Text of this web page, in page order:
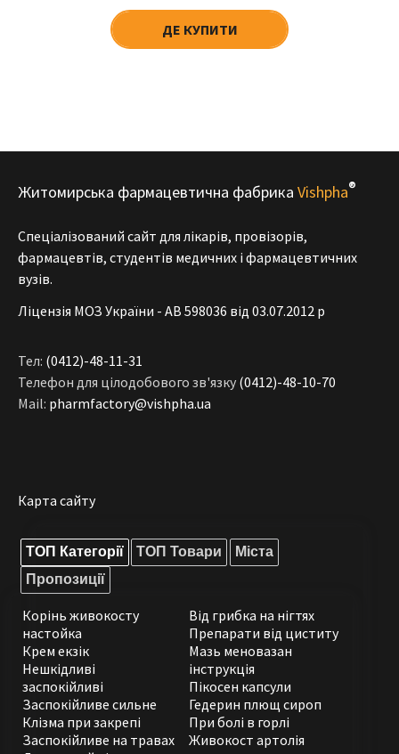
ДЕ КУПИТИ
Житомирська фармацевтична фабрика Vishpha®
Спеціалізований сайт для лікарів, провізорів,
фармацевтів, студентів медичних і фармацевтичних
вузів.
Ліцензія МОЗ України - АВ 598036 від 03.07.2012 р
Тел: (0412)-48-11-31
Телефон для цілодобового зв'язку (0412)-48-10-70
Mail: pharmfactory@vishpha.ua
Карта сайту
ТОП Категорії ТОП Товари
Міста
Пропозиції
Корінь живокосту
настойка
Крем екзік
Нешкідливі
заспокійливі
Заспокійливе сильне
Клізма при закрепі
Заспокійливе на травах
Від грибка на нігтях
Препарати від циститу
Мазь меновазан
інструкція
Пікосен капсули
Гедерин плющ сироп
При болі в горлі
Живокост артолія